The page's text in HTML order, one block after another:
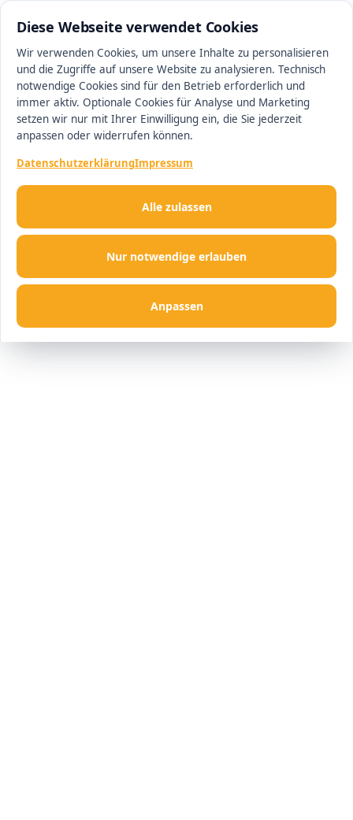
Diese Webseite verwendet Cookies
Wir verwenden Cookies, um unsere Inhalte zu personalisieren
und die Zugriffe auf unsere Website zu analysieren. Technisch
notwendige Cookies sind für den Betrieb erforderlich und
immer aktiv. Optionale Cookies für Analyse und Marketing
setzen wir nur mit Ihrer Einwilligung ein, die Sie jederzeit
anpassen oder widerrufen können.
DatenschutzerklärungImpressum
Nur notwendige erlauben
Anpassen
Alle zulassen